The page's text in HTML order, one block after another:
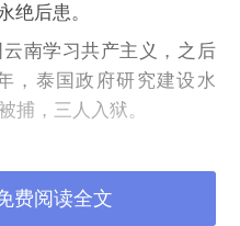
绝后患。
南学习共产主义，之后
，泰国政府研究建设水
捕，三人入狱。
中国提供武器，老挝提
年轻人，利用学校来练
费阅读全文